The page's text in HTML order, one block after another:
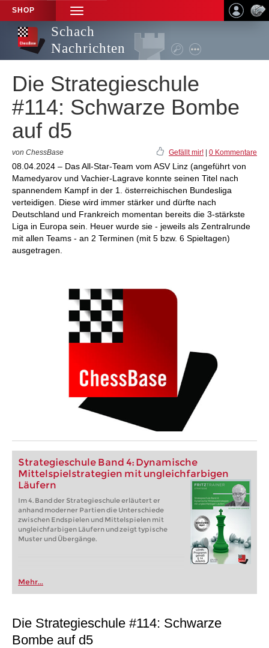
SHOP
TOGGLE
NAVIGATION
Schach
Nachrichten
Die Strategieschule
#114: Schwarze Bombe
auf d5
von ChessBase Gefällt mir! 0 Kommentare
08.04.2024 – Das All-Star-Team vom ASV Linz (angeführt von
Mamedyarov und Vachier-Lagrave konnte seinen Titel nach
spannendem Kampf in der 1. österreichischen Bundesliga
verteidigen. Diese wird immer stärker und dürfte nach
Deutschland und Frankreich momentan bereits die 3-stärkste
Liga in Europa sein. Heuer wurde sie - jeweils als Zentralrunde
mit allen Teams - an 2 Terminen (mit 5 bzw. 6 Spieltagen)
ausgetragen.
Strategieschule Band 4: Dynamische
Mittelspielstrategien mit ungleichfarbigen
Läufern
Im 4. Band der Strategieschule erläutert er
anhand moderner Partien die Unterschiede
zwischen Endspielen und Mittelspielen mit
ungleichfarbigen Läufern und zeigt typische
Muster und Übergänge.
Mehr...
Die Strategieschule #114: Schwarze
Bombe auf d5